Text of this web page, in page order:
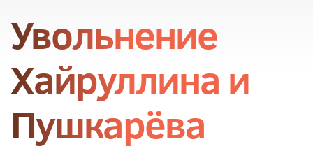
Увольнение
Хайруллина и
Пушкарёва